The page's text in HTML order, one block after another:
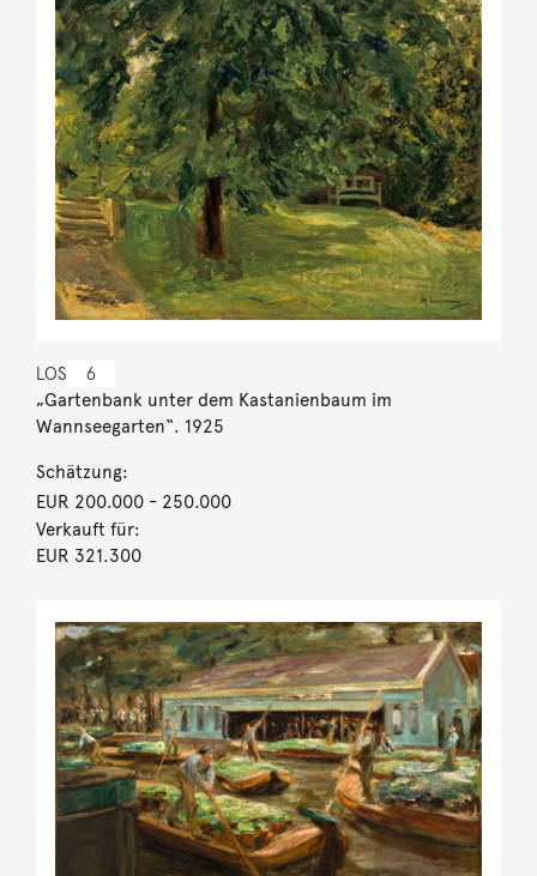
LOS 6
„Gartenbank unter dem Kastanienbaum im
Wannseegarten“. 1925
Schätzung:
EUR 200.000- 250.000
Verkauft für:
EUR 321.300